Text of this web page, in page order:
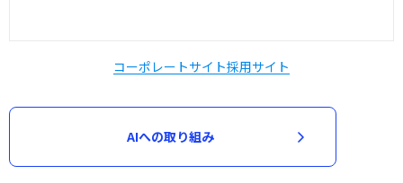
コーポレートサイト採用サイト
AIへの取り組み